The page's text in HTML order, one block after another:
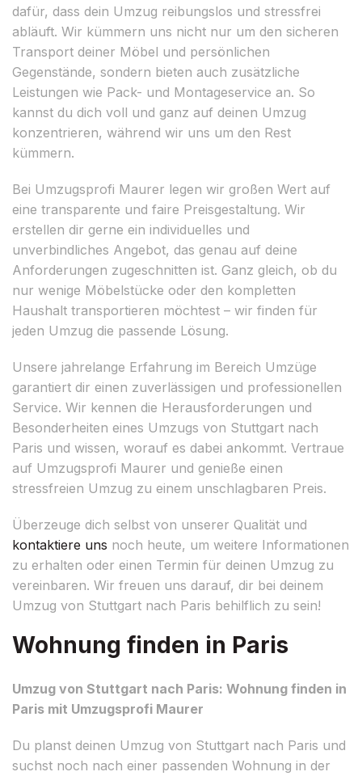
dafür, dass dein Umzug reibungslos und stressfrei
abläuft. Wir kümmern uns nicht nur um den sicheren
Transport deiner Möbel und persönlichen
Gegenstände, sondern bieten auch zusätzliche
Leistungen wie Pack- und Montageservice an. So
kannst du dich voll und ganz auf deinen Umzug
konzentrieren, während wir uns um den Rest
kümmern.
Bei Umzugsprofi Maurer legen wir großen Wert auf
eine transparente und faire Preisgestaltung. Wir
erstellen dir gerne ein individuelles und
unverbindliches Angebot, das genau auf deine
Anforderungen zugeschnitten ist. Ganz gleich, ob du
nur wenige Möbelstücke oder den kompletten
Haushalt transportieren möchtest – wir finden für
jeden Umzug die passende Lösung.
Unsere jahrelange Erfahrung im Bereich Umzüge
garantiert dir einen zuverlässigen und professionellen
Service. Wir kennen die Herausforderungen und
Besonderheiten eines Umzugs von Stuttgart nach
Paris und wissen, worauf es dabei ankommt. Vertraue
auf Umzugsprofi Maurer und genieße einen
stressfreien Umzug zu einem unschlagbaren Preis.
Überzeuge dich selbst von unserer Qualität und
kontaktiere uns noch heute, um weitere Informationen
zu erhalten oder einen Termin für deinen Umzug zu
vereinbaren. Wir freuen uns darauf, dir bei deinem
Umzug von Stuttgart nach Paris behilflich zu sein!
Wohnung finden in Paris
Umzug von Stuttgart nach Paris: Wohnung finden in
Paris mit Umzugsprofi Maurer
Du planst deinen Umzug von Stuttgart nach Paris und
suchst noch nach einer passenden Wohnung in der